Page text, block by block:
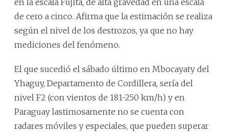
de cero a cinco. Afirma que la estimación se realiza
según el nivel de los destrozos, ya que no hay
mediciones del fenómeno.
El que sucedió el sábado último en Mbocayaty del
Yhaguy, Departamento de Cordillera, sería del
nivel F2 (con vientos de 181-250 km/h) y en
Paraguay lastimosamente no se cuenta con
radares móviles y especiales, que pueden superar